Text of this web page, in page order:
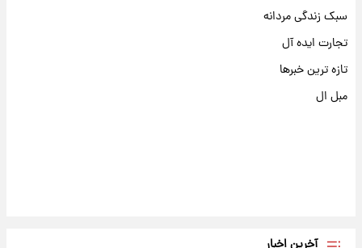
سبک زندگی مردانه
تجارت ایده آل
تازه ترین خبرها
مبل ال
آخرین اخبار